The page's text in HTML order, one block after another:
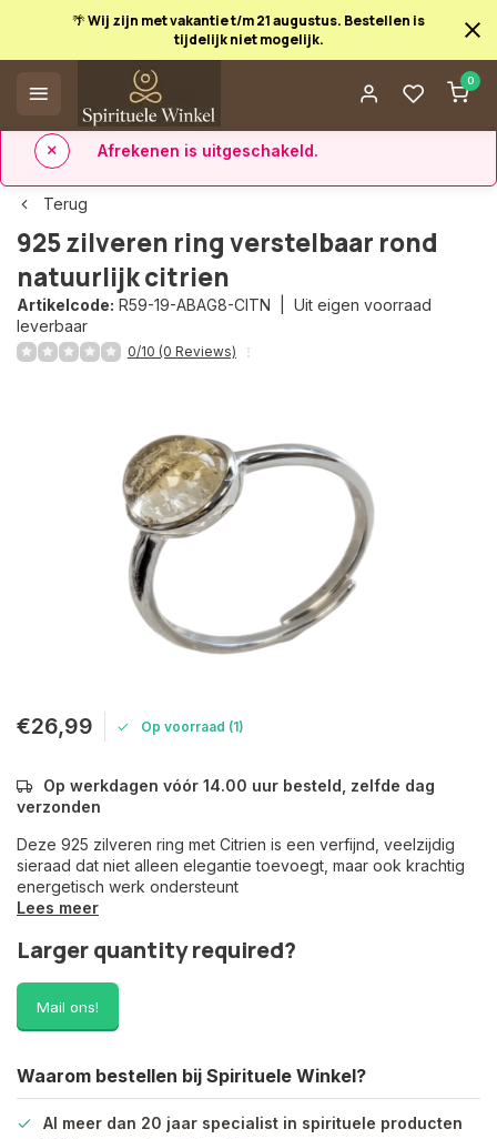
🌴 Wij zijn met vakantie t/m 21 augustus. Bestellen is
tijdelijk niet mogelijk.
0
✅ 14 dagen retourrecht ✅ Direct uit eigen voorraad leverbaar
Afrekenen is uitgeschakeld.
Terug
925 zilveren ring verstelbaar rond
natuurlijk citrien
Artikelcode: R59-19-ABAG8-CITN | Uit eigen voorraad
leverbaar
0/10 (0 Reviews)
€26,99 Op voorraad (1)
Op werkdagen vóór 14.00 uur besteld, zelfde dag
verzonden
Deze 925 zilveren ring met Citrien is een verfijnd, veelzijdig
sieraad dat niet alleen elegantie toevoegt, maar ook krachtig
energetisch werk ondersteunt
Lees meer
Larger quantity required?
Mail ons!
Waarom bestellen bij Spirituele Winkel?
Al meer dan 20 jaar specialist in spirituele producten